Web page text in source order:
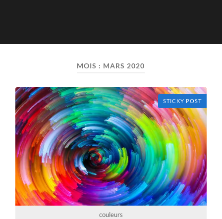
MOIS : MARS 2020
STICKY POST
couleurs